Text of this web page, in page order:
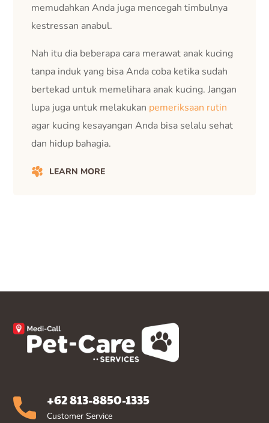
memudahkan Anda juga mencegah timbulnya
kestressan anabul.
Nah itu dia beberapa cara merawat anak kucing
tanpa induk yang bisa Anda coba ketika sudah
bertekad untuk memelihara anak kucing. Jangan
lupa juga untuk melakukan pemeriksaan rutin
agar kucing kesayangan Anda bisa selalu sehat
dan hidup bahagia.
LEARN MORE
+62 813-8850-1335
Customer Service